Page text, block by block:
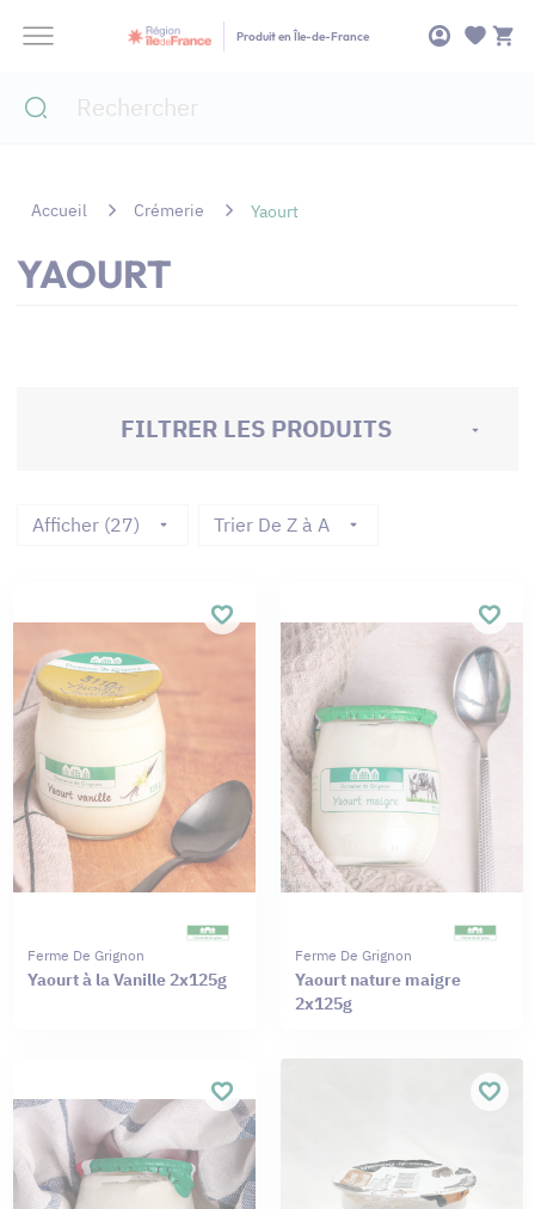
Produit en Île-de-France
Accueil Crémerie Yaourt
YAOURT
FILTRER LES PRODUITS
Afficher (27) Trier De Z à A
Ferme De Grignon
Yaourt à la Vanille 2x125g
Ferme De Grignon
Yaourt nature maigre
2x125g